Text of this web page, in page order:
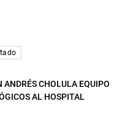
ANDRÉS CHOLULA EQUIPO
AL HOSPITAL